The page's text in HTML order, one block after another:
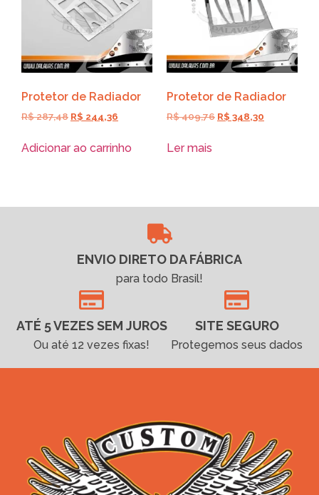
Protetor de Radiador
R$287,48 R$ 244,36
Adicionar ao carrinho
Protetor de Radiador
R$409,76 R$ 348,30
Ler mais
ENVIO DIRETO DA FÁBRICA
para todo Brasil!
ATÉ 5 VEZES SEM JUROS
Ou até 12 vezes fixas!
SITE SEGURO
Protegemos seus dados